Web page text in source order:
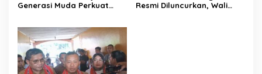
Generasi Muda Perkuat
Resmi Diluncurkan, Wali